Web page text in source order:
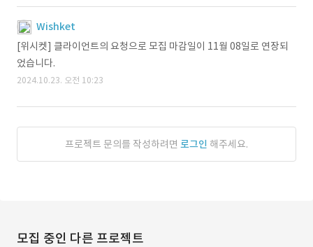
Wishket
[위시켓] 클라이언트의 요청으로 모집 마감일이 11월 08일로 연장되
었습니다.
2024.10.23. 오전 10:23
프로젝트 문의를 작성하려면 로그인 해주세요.
모집 중인 다른 프로젝트